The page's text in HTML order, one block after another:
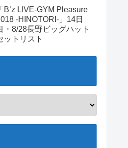
「B’z LIVE-GYM Pleasure
-HINOTORI-」14日
・8/28長野ビッグハット
ットリスト